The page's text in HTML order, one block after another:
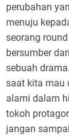
perubahan
menuju
seorang
bersumber
sebuah
saat kita mau
alami dalam
tokoh
jangan